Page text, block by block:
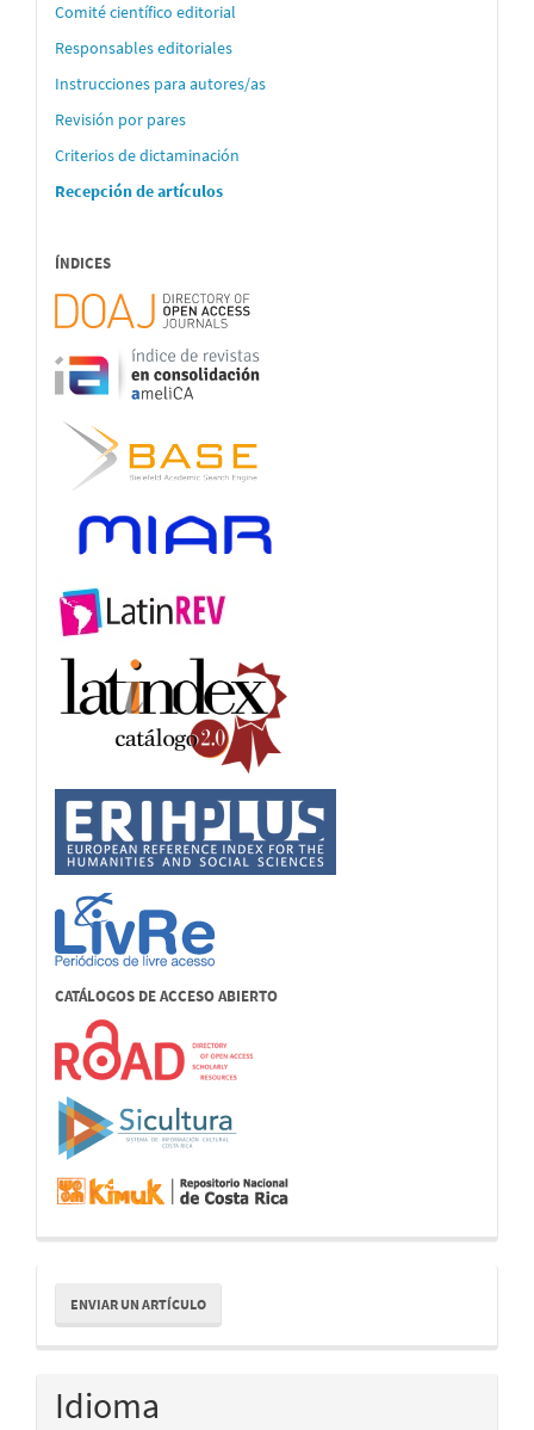
Comité científico editorial
Responsables editoriales
Instrucciones para autores/as
Revisión por pares
Criterios de dictaminación
Recepción de artículos
ÍNDICES
CATÁLOGOS DE ACCESO ABIERTO
Enviar
un
artículo
ENVIAR UN ARTÍCULO
Idioma